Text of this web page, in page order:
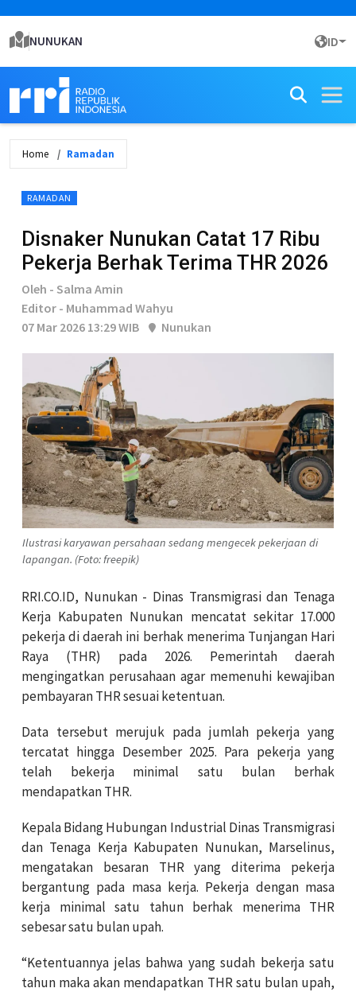
NUNUKAN ID
Home Ramadan
RAMADAN
Disnaker Nunukan Catat 17 Ribu
Pekerja Berhak Terima THR 2026
Oleh - Salma Amin
Editor - Muhammad Wahyu
07 Mar 2026 13:29 WIB
Nunukan
Ilustrasi karyawan persahaan sedang mengecek pekerjaan di
lapangan. (Foto: freepik)
RRI.CO.ID, Nunukan - Dinas Transmigrasi dan Tenaga
Kerja Kabupaten Nunukan mencatat sekitar 17.000
pekerja di daerah ini berhak menerima Tunjangan Hari
Raya (THR) pada 2026. Pemerintah daerah
mengingatkan perusahaan agar memenuhi kewajiban
pembayaran THR sesuai ketentuan.
Data tersebut merujuk pada jumlah pekerja yang
tercatat hingga Desember 2025. Para pekerja yang
telah bekerja minimal satu bulan berhak
mendapatkan THR.
Kepala Bidang Hubungan Industrial Dinas Transmigrasi
dan Tenaga Kerja Kabupaten Nunukan, Marselinus,
mengatakan besaran THR yang diterima pekerja
bergantung pada masa kerja. Pekerja dengan masa
kerja minimal satu tahun berhak menerima THR
sebesar satu bulan upah.
“Ketentuannya jelas bahwa yang sudah bekerja satu
tahun maka akan mendapatkan THR satu bulan upah,